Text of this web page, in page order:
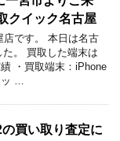
クイック名古屋
店です。 本日は名古
。 買取した端末は
・買取端末：iPhone
…
買い取り査定に